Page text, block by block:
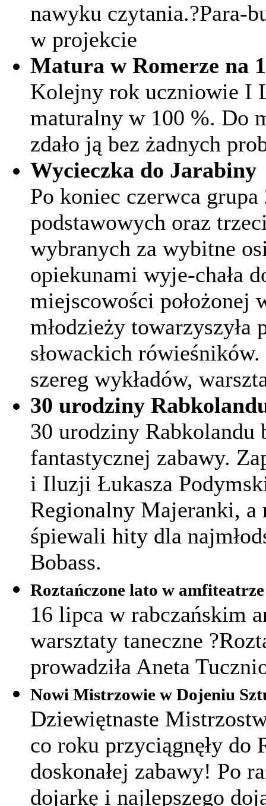
nawyku czytania.?Para-
w projekcie
Matura w Romerze na
Kolejny rok uczniowie I
maturalny w 100 %. Do
zdało ją bez żadnych
Wycieczka do Jarabiny
Po koniec czerwca
podstawowych oraz
wybranych za wybitne
opiekunami wyje-chała
miejscowości położonej
młodzieży towarzyszyła
słowackich
szereg wykładów,
30 urodziny
30 urodziny Rabkolandu
fantastycznej zabawy.
i Iluzji Łukasza
Regionalny Majeranki,
śpiewali hity dla
Bobass.
Roztańczone lato w amfiteatrze
16 lipca w rabczańskim
warsztaty taneczne
prowadziła Aneta
Nowi Mistrzowie w Dojeniu
Dziewiętnaste
co roku przyciągnęły do
doskonałej zabawy! Po
dojarkę i najlepszego